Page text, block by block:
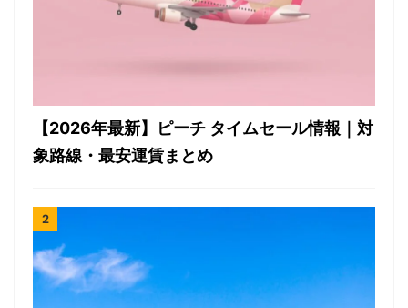
【2026年最新】ピーチ タイムセール情報｜対
象路線・最安運賃まとめ